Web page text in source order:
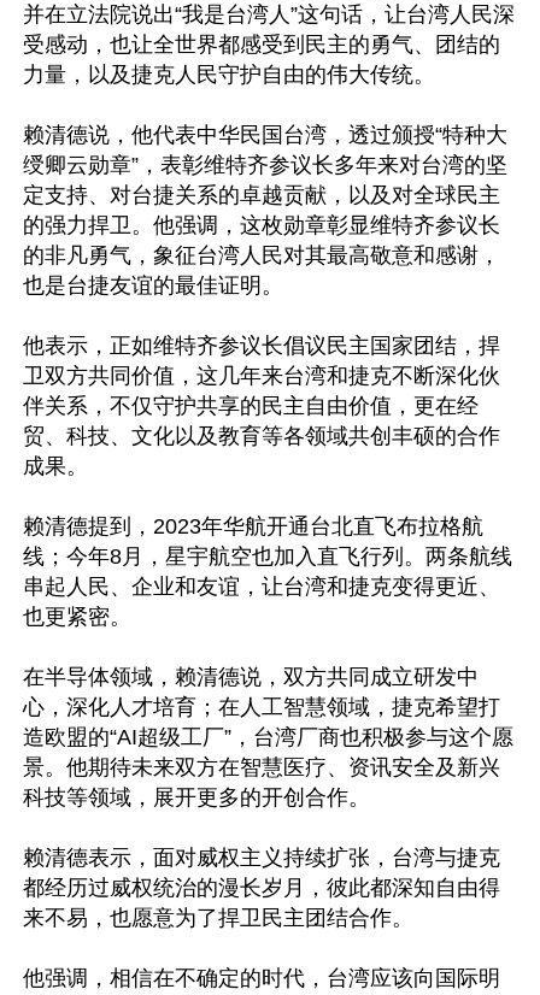
并在立法院说出“我是台湾人”这句话，让台湾人民深
受感动，也让全世界都感受到民主的勇气、团结的
力量，以及捷克人民守护自由的伟大传统。
赖清德说，他代表中华民国台湾，透过颁授“特种大
绶卿云勋章”，表彰维特齐参议长多年来对台湾的坚
定支持、对台捷关系的卓越贡献，以及对全球民主
的强力捍卫。他强调，这枚勋章彰显维特齐参议长
的非凡勇气，象征台湾人民对其最高敬意和感谢，
也是台捷友谊的最佳证明。
他表示，正如维特齐参议长倡议民主国家团结，捍
卫双方共同价值，这几年来台湾和捷克不断深化伙
伴关系，不仅守护共享的民主自由价值，更在经
贸、科技、文化以及教育等各领域共创丰硕的合作
成果。
赖清德提到，2023年华航开通台北直飞布拉格航
线；今年8月，星宇航空也加入直飞行列。两条航线
串起人民、企业和友谊，让台湾和捷克变得更近、
也更紧密。
在半导体领域，赖清德说，双方共同成立研发中
心，深化人才培育；在人工智慧领域，捷克希望打
造欧盟的“AI超级工厂”，台湾厂商也积极参与这个愿
景。他期待未来双方在智慧医疗、资讯安全及新兴
科技等领域，展开更多的开创合作。
赖清德表示，面对威权主义持续扩张，台湾与捷克
都经历过威权统治的漫长岁月，彼此都深知自由得
来不易，也愿意为了捍卫民主团结合作。
他强调，相信在不确定的时代，台湾应该向国际明